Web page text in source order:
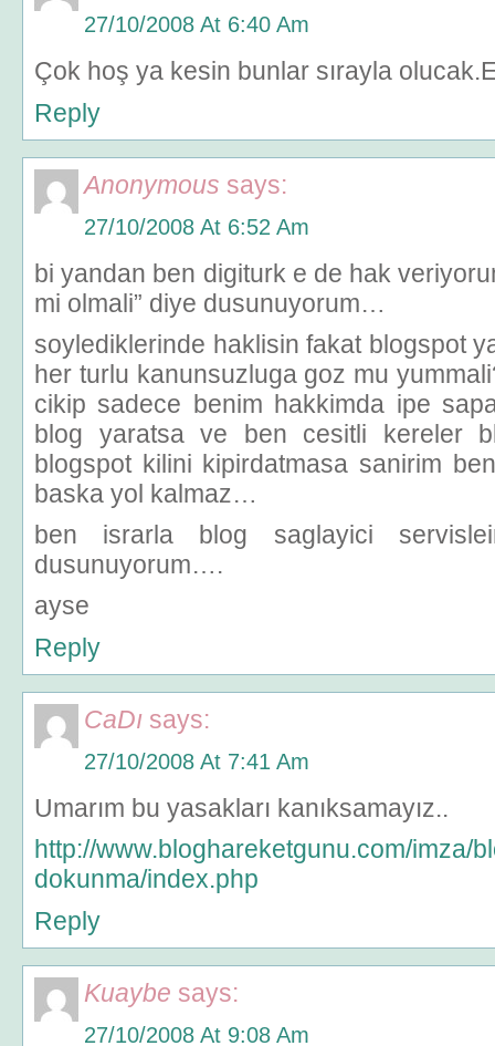
27/10/2008 At 6:40 Am
Çok hoş ya kesin bunlar sırayla
Reply
Anonymous says:
27/10/2008 At 6:52 Am
bi yandan ben digiturk e de hak
mi olmali” diye dusunuyorum…
soylediklerinde haklisin fakat blogspot
her turlu kanunsuzluga goz mu
cikip sadece benim hakkimda ipe
blog yaratsa ve ben cesitli kereler
blogspot kilini kipirdatmasa sanirim
baska yol kalmaz…
ben israrla blog saglayici
dusunuyorum….
ayse
Reply
CaDı says:
27/10/2008 At 7:41 Am
Umarım bu yasakları kanıksamayız..
http://www.bloghareketgunu.com/imza/
dokunma/index.php
Reply
Kuaybe says:
27/10/2008 At 9:08 Am